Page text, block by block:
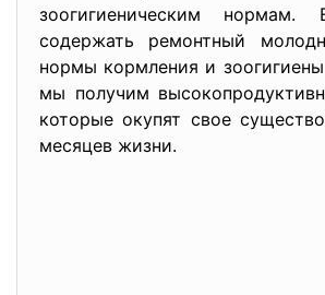
зоогигиеническим
содержать ремонтный
нормы кормления и
мы получим
которые окупят свое
месяцев жизни.